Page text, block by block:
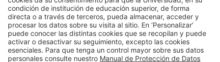
Síguenos
LinkedIn
Instagram